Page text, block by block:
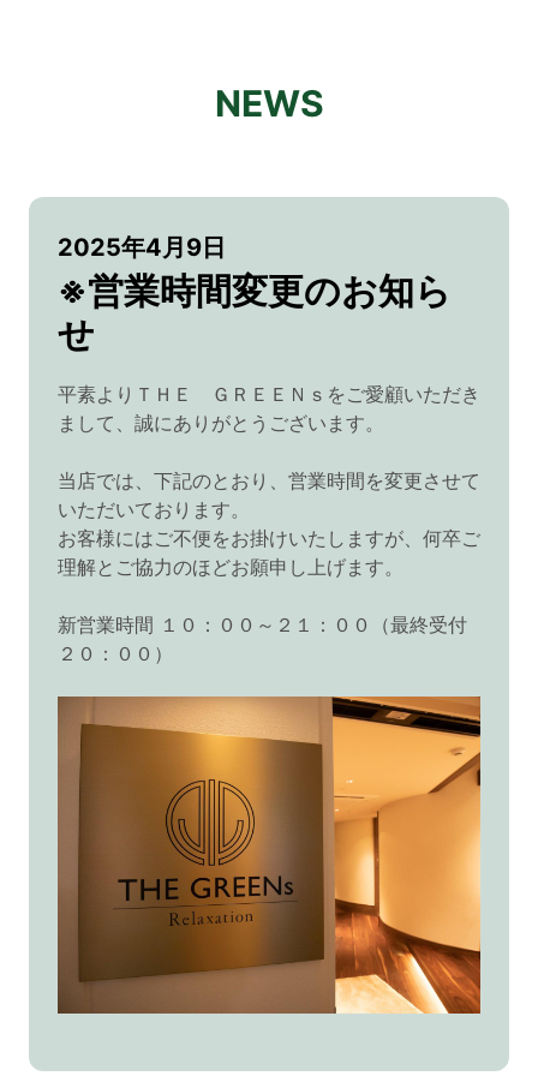
NEWS
2025年4月9日
※営業時間変更のお知ら
せ
平素よりＴＨＥ ＧＲＥＥＮｓをご愛顧いただき
まして、誠にありがとうございます。
当店では、下記のとおり、営業時間を変更させて
いただいております。
お客様にはご不便をお掛けいたしますが、何卒ご
理解とご協力のほどお願申し上げます。
新営業時間 １０：００～２１：００（最終受付
２０：００）